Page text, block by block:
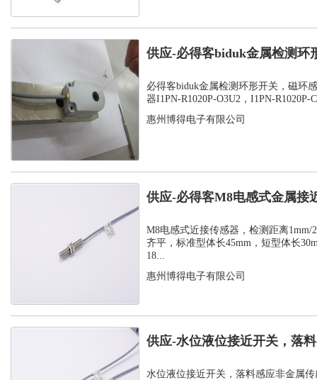
供应-必得客biduk金属检测环
感应器...
必得客biduk金属检测环形开关，磁环
器I1PN-R1020P-O3U2，I1PN-R1020P-
惠州博得电子有限公司
供应-必得客M8电感式金属接
式安装检测...
M8电感式近接传感器，检测距离1mm/
齐平，标准型体长45mm，短型体长
18...
惠州博得电子有限公司
供应-水位液位接近开关，落
感器
水位液位接近开关，落料感应非金属